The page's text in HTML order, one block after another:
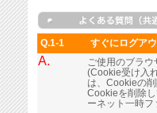
Q.1-1 すぐにログア
A.
ご使用のブラ
(Cookie受け入
は、Cookieの
Cookieを削除
ーネット一時